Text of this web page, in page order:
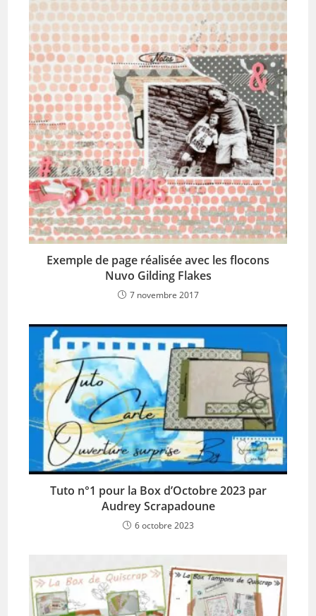
Exemple de page réalisée avec les flocons
Nuvo Gilding Flakes
7 novembre 2017
Tuto n°1 pour la Box d’Octobre 2023 par
Audrey Scrapadoune
6 octobre 2023